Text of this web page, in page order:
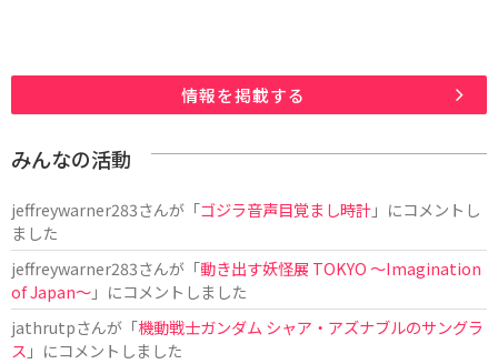
情報を掲載する
みんなの活動
jeffreywarner283さんが「ゴジラ音声目覚まし時計」にコメントし
ました
jeffreywarner283さんが「動き出す妖怪展 TOKYO 〜Imagination
of Japan〜」にコメントしました
jathrutpさんが「機動戦士ガンダム シャア・アズナブルのサングラ
ス 」にコメントしました